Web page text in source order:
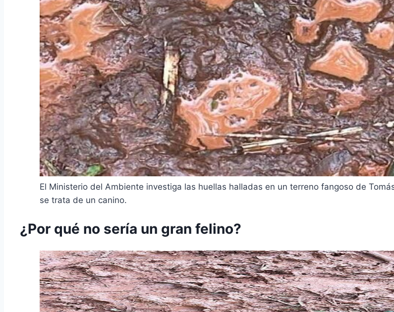
El Ministerio del Ambiente investiga las huellas halladas en un terreno fangoso de
se trata de un canino.
¿Por qué no sería un gran felino?